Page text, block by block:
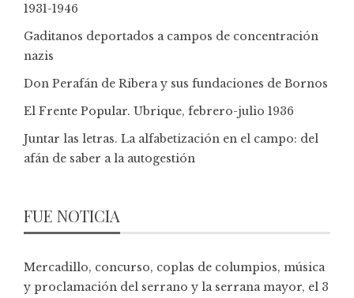
1931-1946
Gaditanos deportados a campos de concentración
nazis
Don Perafán de Ribera y sus fundaciones de Bornos
El Frente Popular. Ubrique, febrero-julio 1936
Juntar las letras. La alfabetización en el campo: del
afán de saber a la autogestión
FUE NOTICIA
Mercadillo, concurso, coplas de columpios, música
y proclamación del serrano y la serrana mayor, el 3